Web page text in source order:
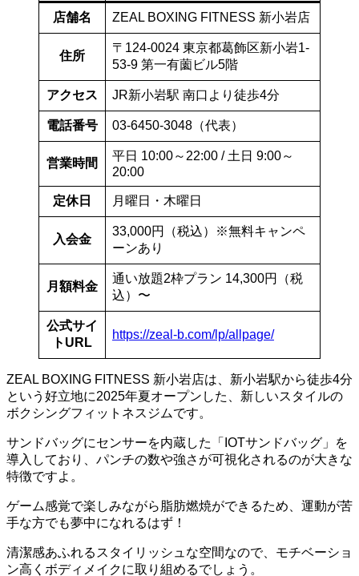
店舗名 ZEAL BOXING FITNESS 新小岩店
住所
〒124-0024 東京都葛飾区新小岩1-
53-9 第一有薗ビル5階
アクセス JR新小岩駅 南口より徒歩4分
電話番号 03-6450-3048（代表）
営業時間
平日 10:00～22:00 / 土日 9:00～
20:00
定休日 月曜日・木曜日
入会金
33,000円（税込）※無料キャンペ
ーンあり
月額料金
通い放題2枠プラン 14,300円（税
込）〜
公式サイ
トURL
https://zeal-b.com/lp/allpage/
ZEAL BOXING FITNESS 新小岩店は、新小岩駅から徒歩4分
という好立地に2025年夏オープンした、新しいスタイルの
ボクシングフィットネスジムです。
サンドバッグにセンサーを内蔵した「IOTサンドバッグ」を
導入しており、パンチの数や強さが可視化されるのが大きな
特徴ですよ。
ゲーム感覚で楽しみながら脂肪燃焼ができるため、運動が苦
手な方でも夢中になれるはず！
清潔感あふれるスタイリッシュな空間なので、モチベーショ
ン高くボディメイクに取り組めるでしょう。